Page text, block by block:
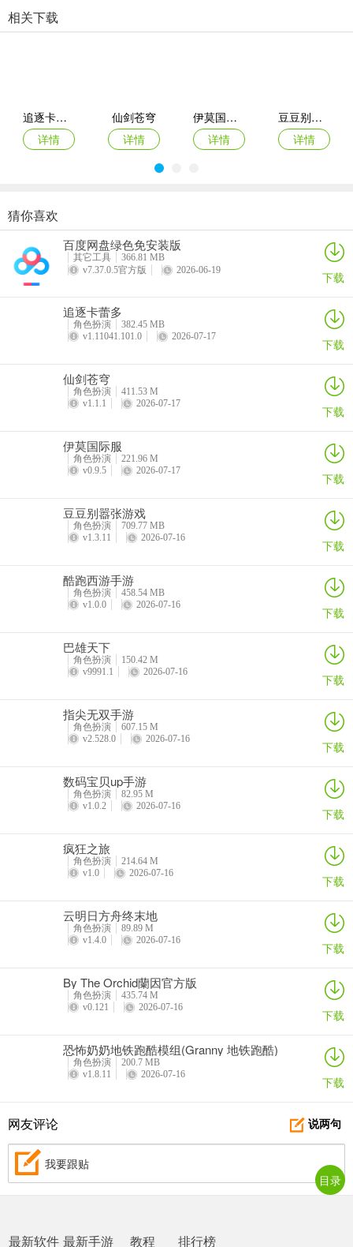
▪ 学习点神社 4
▪ 学习点神社 5
▪ 学习点神社 6
▪ 学习点神社 7
▪ 学习点神社 8
从第八个曼德拉戈拉或东南根母开始，向西/西南方向寻找水中半隐秘
的小路（如果你有详细地图，会更容易看清）。神殿隐藏在河北对岸
- 在精心打造的动态开放世界中自由探索
- 根据你的行动和对话量身定制的剧情
- 加入两大阵营之一，在这个世界中生存下去
- 学习并精通各种技能，打造专属你的游戏风格
- 完全适配移动端的操作方式，可自定义
相关下载
追逐卡蕾多
详情
仙剑苍穹
详情
伊莫国际服
详情
豆豆别嚣张游戏
详情
酷跑西游手游
详情
巴雄天下
详情
指尖无双手游
数码宝贝up手游
猜你喜欢
百度网盘绿色免安装版
其它工具
366.81 MB
v7.37.0.5官方版
2026-06-19 下载
追逐卡蕾多
角色扮演
382.45 MB
v1.11041.101.0
2026-07-17 下载
仙剑苍穹
角色扮演
411.53 M
v1.1.1
2026-07-17 下载
伊莫国际服
角色扮演
221.96 M
v0.9.5
2026-07-17 下载
豆豆别嚣张游戏
角色扮演
709.77 MB
v1.3.11
2026-07-16 下载
酷跑西游手游
角色扮演
458.54 MB
v1.0.0
2026-07-16 下载
巴雄天下
角色扮演
150.42 M
v9991.1
2026-07-16 下载
指尖无双手游
角色扮演
607.15 M
v2.528.0
2026-07-16 下载
数码宝贝up手游
角色扮演
82.95 M
v1.0.2
2026-07-16 下载
疯狂之旅
角色扮演
214.64 M
v1.0
2026-07-16 下载
云明日方舟终末地
角色扮演
89.89 M
v1.4.0
2026-07-16 下载
By The Orchid蘭因官方版
角色扮演
435.74 M
v0.121
2026-07-16 下载
恐怖奶奶地铁跑酷模组(Granny 地铁跑酷)
角色扮演
200.7 MB
v1.8.11
2026-07-16 下载
说两句
网友评论
我要跟贴
最新软件 最新手游 教程 排行榜
目录